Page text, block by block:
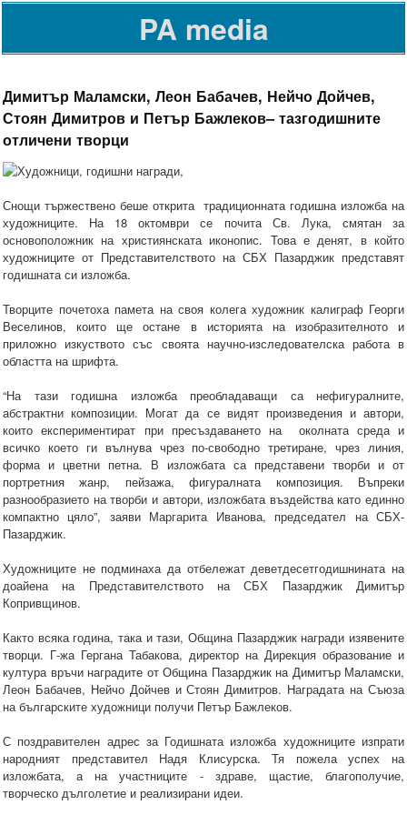
PA media
Димитър Маламски, Леон Бабачев, Нейчо Дойчев,
Стоян Димитров и Петър Бажлеков– тазгодишните
отличени творци
Снощи тържествено беше открита традиционната годишна изложба на
художниците. На 18 октомври се почита Св. Лука, смятан за
основоположник на християнската иконопис. Това е денят, в който
художниците от Представителството на СБХ Пазарджик представят
годишната си изложба.
Творците почетоха памета на своя колега художник калиграф Георги
Веселинов, които ще остане в историята на изобразителното и
приложно изкуството със своята научно-изследователска работа в
областта на шрифта.
“На тази годишна изложба преобладаващи са нефигуралните,
абстрактни композиции. Mогат да се видят произведения и автори,
които експериментират при пресъздаването на околната среда и
всичко което ги вълнува чрез по-свободно третиране, чрез линия,
форма и цветни петна. В изложбата са представени творби и от
портретния жанр, пейзажа, фигуралната композиция. Въпреки
разнообразието на творби и автори, изложбата въздейства като единно
компактно цяло”, заяви Маргарита Иванова, председател на СБХ-
Пазарджик.
Художниците не подминаха да отбележат деветдесетгодишнината на
доайена на Представителството на СБХ Пазарджик Димитър
Копривщинов.
Както всяка година, така и тази, Община Пазарджик награди изявените
творци. Г-жа Гергана Табакова, директор на Дирекция образование и
култура връчи наградите от Община Пазарджик на Димитър Маламски,
Леон Бабачев, Нейчо Дойчев и Стоян Димитров. Наградата на Съюза
на българските художници получи Петър Бажлеков.
С поздравителен адрес за Годишната изложба художниците изпрати
народният представител Надя Клисурска. Тя пожела успех на
изложбата, а на участниците - здраве, щастие, благополучие,
творческо дълголетие и реализирани идеи.